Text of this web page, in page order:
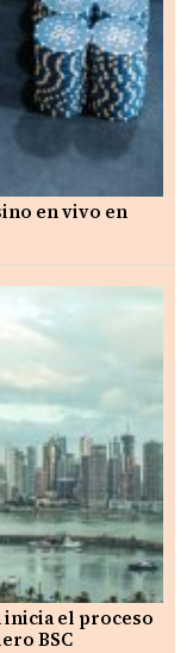
en vivo en
inicia el proceso
BSC